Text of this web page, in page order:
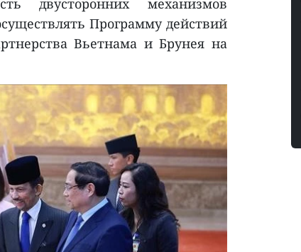
двусторонних механизмов
Программу действий
Вьетнама и Брунея на